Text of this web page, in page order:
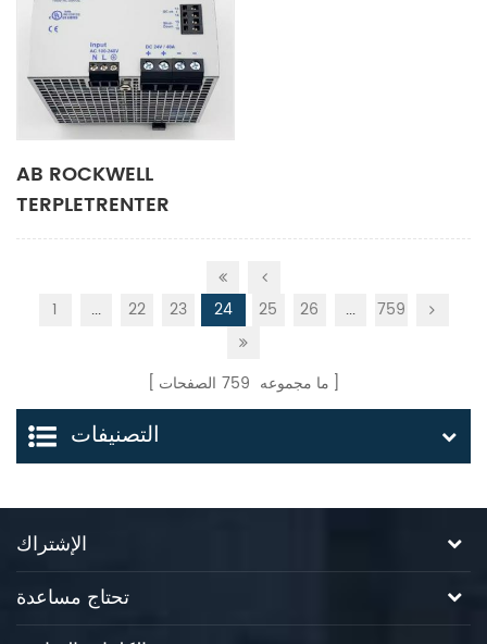
AB ROCKWELL
TERPLETRENTER
20F1ND156AN0NNNNN
1 ... 22 23 24 25 26 ... 759
ما مجموعه 759 الصفحات
التصنيفات
الإشتراك
تحتاج مساعدة